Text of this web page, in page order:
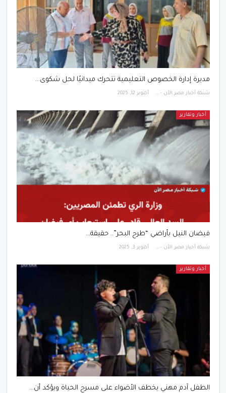
مديرة إدارة الخصوص التعليمية تتحرك ميدانيًا لحل شكوى…
شبكة أخبار مصر الأن - Egypt News Network Now أكتوبر 12, 2025
أخبار وتقارير
فيضان النيل بأراضي “طرح البحر”.. حقيقة…
شبكة أخبار مصر الأن - Egypt News Network Now أكتوبر 3, 2025
أخبار وتقارير
الطفل آدم مهني يخطف الأضواء على مسرح الحياة ويؤكد أن…